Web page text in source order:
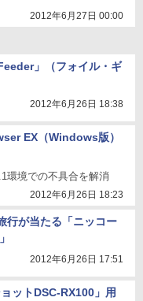
2012年6月27日 00:00
」（フォイル・ギ
2012年6月26日 18:38
EX（Windows版）
環境での不具合を解消
2012年6月26日 18:23
行が当たる「ニッコー
2012年6月26日 17:51
ットDSC-RX100」用